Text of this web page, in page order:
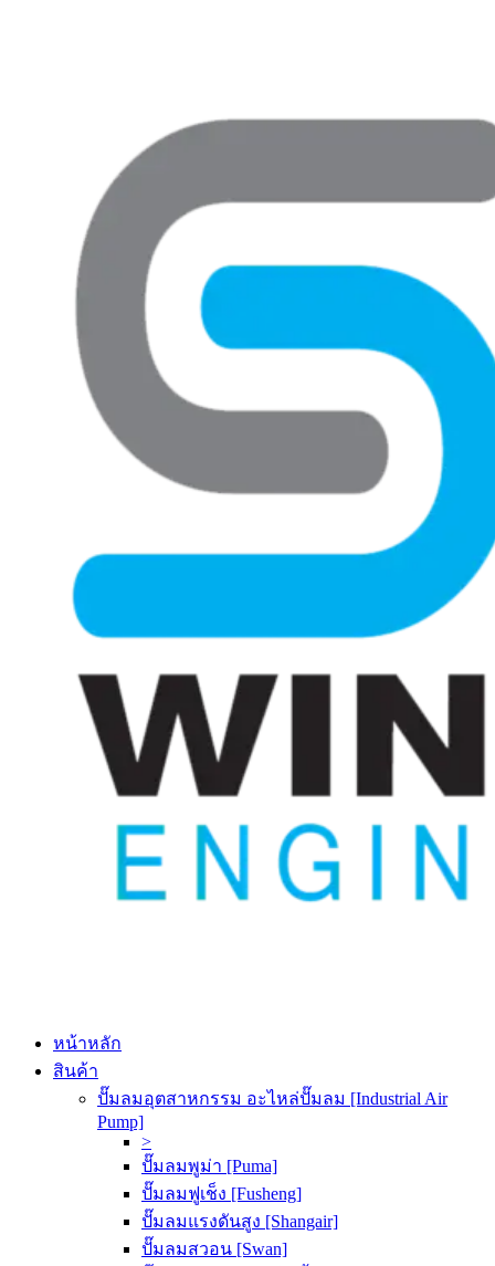
หน้าหลัก
สินค้า
ปั๊มลมอุตสาหกรรม อะไหล่ปั๊มลม [Industrial Air
Pump]
>
ปั๊มลมพูม่า [Puma]
ปั๊มลมฟูเช็ง [Fusheng]
ปั๊มลมแรงดันสูง [Shangair]
ปั๊มลมสวอน [Swan]